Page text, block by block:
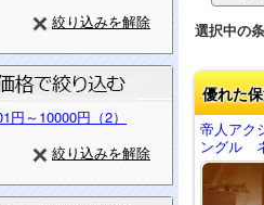
絞り込みを解除
円～10000円（2）
絞り込みを解除
選択中の
優れた
帝人アク
ングル